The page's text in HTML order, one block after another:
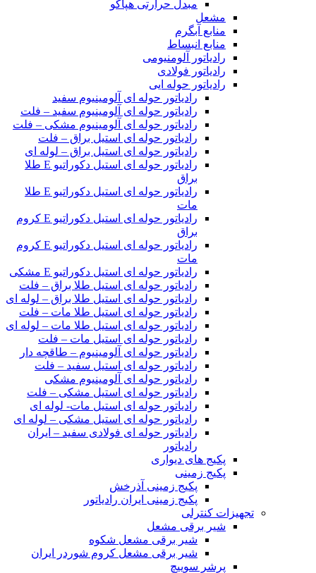
مبدل حرارتی هپاکو
مشعل
منابع آبگرم
منابع انبساط
رادیاتور آلومنیومی
رادیاتور فولادی
رادیاتور حوله ایی
رادیاتور حوله ای آلومینیوم سفید
رادیاتور حوله ای آلومینیوم سفید – فلت
رادیاتور حوله ای آلومینیوم مشکی – فلت
رادیاتور حوله ای استیل براق – فلت
رادیاتور حوله ای استیل براق – لوله ای
رادیاتور حوله ای استیل دکوراتیو E طلا
براق
رادیاتور حوله ای استیل دکوراتیو E طلا
مات
رادیاتور حوله ای استیل دکوراتیو E کروم
براق
رادیاتور حوله ای استیل دکوراتیو E کروم
مات
رادیاتور حوله ای استیل دکوراتیو E مشکی
رادیاتور حوله ای استیل طلا براق – فلت
رادیاتور حوله ای استیل طلا براق – لوله ای
رادیاتور حوله ای استیل طلا مات – فلت
رادیاتور حوله ای استیل طلا مات – لوله ای
رادیاتور حوله ای استیل مات – فلت
رادیاتور حوله ای آلومینیوم – طاقچه دار
رادیاتور حوله ای استیل سفید – فلت
رادیاتور حوله ای آلومینیوم مشکی
رادیاتور حوله ای استیل مشکی – فلت
رادیاتور حوله ای استیل مات- لوله ای
رادیاتور حوله ای استیل مشکی – لوله ای
رادیاتور حوله ای فولادی سفید – ایران
رادیاتور
پکیج های دیواری
پکیج زمینی
پکیج زمینی آذرخش
پکیج زمینی ایران رادیاتور
تجهیزات کنترلی
شیر برقی مشعل
شیر برقی مشعل شکوه
شیر برقی مشعل کروم شوردر ایران
پرشر سوییچ